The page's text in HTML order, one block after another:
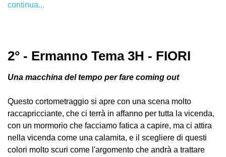
continua...
2° - Ermanno Tema 3H - FIORI
Una macchina del tempo per fare coming out
Questo cortometraggio si apre con una scena molto
raccapricciante, che ci terrà in affanno per tutta la vicenda,
con un mormorio che facciamo fatica a capire, ma ci attira
nella vicenda come una calamita, e il scegliere di questi
colori molto scuri come l'argomento che andrà a trattare